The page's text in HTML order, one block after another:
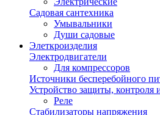
Садовая сантехника
Умывальники
Души садовые
Элеткроизделия
Электродвигатели
Для компрессоров
Источники бесперебойного
Устройство защиты, контроля
Реле
Стабилизаторы напряжения